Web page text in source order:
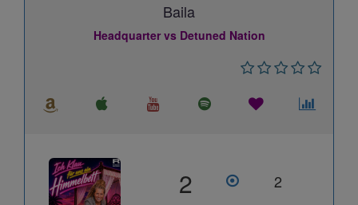
Baila
Headquarter vs Detuned Nation
2 2